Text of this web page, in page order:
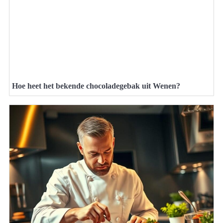
Hoe heet het bekende chocoladegebak uit Wenen?